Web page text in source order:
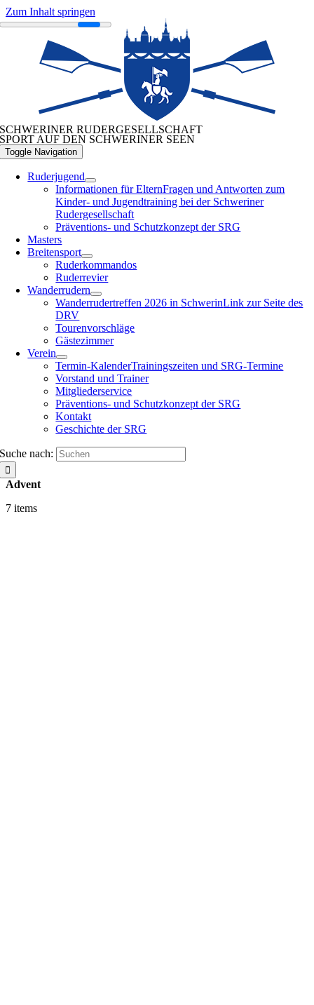
Zum Inhalt springen
SCHWERINER RUDERGESELLSCHAFT
SPORT AUF DEN SCHWERINER SEEN
Toggle Navigation
Ruderjugend
Informationen für ElternFragen und Antworten zum
Kinder- und Jugendtraining bei der Schweriner
Rudergesellschaft
Präventions- und Schutzkonzept der SRG
Masters
Breitensport
Ruderkommandos
Ruderrevier
Wanderrudern
Wanderrudertreffen 2026 in SchwerinLink zur Seite des
DRV
Tourenvorschläge
Gästezimmer
Verein
Termin-KalenderTrainingszeiten und SRG-Termine
Vorstand und Trainer
Mitgliederservice
Präventions- und Schutzkonzept der SRG
Kontakt
Geschichte der SRG
Suche nach:
Advent
7 items